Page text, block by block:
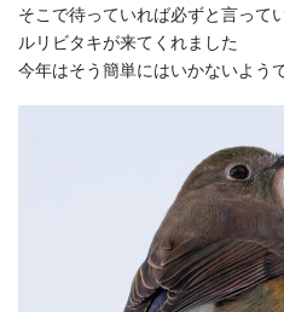
そこで待っていれば必ずと言って
ルリビタキが来てくれました
今年はそう簡単にはいかないよう